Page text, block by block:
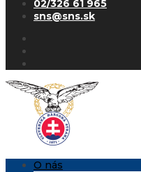
02/326 61 965
sns@sns.sk
O nás